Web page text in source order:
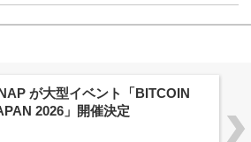
が大型イベント「BITCOIN
2026」開催決定